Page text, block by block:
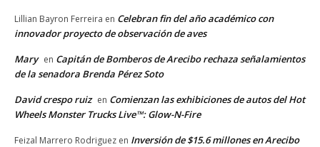
Lillian Bayron Ferreira en Celebran fin del año académico con
innovador proyecto de observación de aves
Mary en Capitán de Bomberos de Arecibo rechaza señalamientos
de la senadora Brenda Pérez Soto
David crespo ruiz en Comienzan las exhibiciones de autos del Hot
Wheels Monster Trucks Live™: Glow-N-Fire
Feizal Marrero Rodriguez en Inversión de $15.6 millones en Arecibo